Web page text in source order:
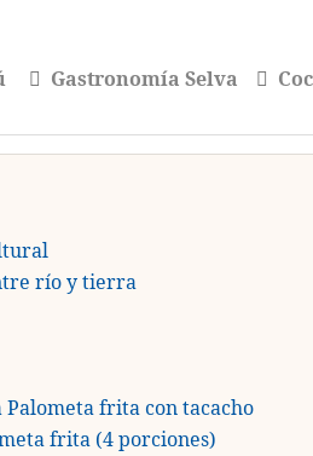
Gastronomía Selva
río y tierra
frita con tacacho
frita (4 porciones)